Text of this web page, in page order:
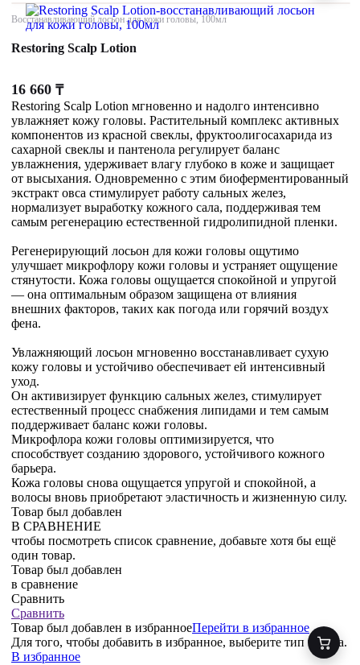
Восстанавливающий лосьон для кожи головы, 100мл
Restoring Scalp Lotion
16 660 ₸
Restoring Scalp Lotion мгновенно и надолго интенсивно
увлажняет кожу головы. Растительный комплекс активных
компонентов из красной свеклы, фруктоолигосахарида из
сахарной свеклы и пантенола регулирует баланс
увлажнения, удерживает влагу глубоко в коже и защищает
от высыхания. Одновременно с этим биоферментированный
экстракт овса стимулирует работу сальных желез,
нормализует выработку кожного сала, поддерживая тем
самым регенерацию естественной гидролипидной пленки.
Регенерирующий лосьон для кожи головы ощутимо
улучшает микрофлору кожи головы и устраняет ощущение
стянутости. Кожа головы ощущается спокойной и упругой
— она оптимальным образом защищена от влияния
внешних факторов, таких как погода или горячий воздух
фена.
Увлажняющий лосьон мгновенно восстанавливает сухую
кожу головы и устойчиво обеспечивает ей интенсивный
уход.
Он активизирует функцию сальных желез, стимулирует
естественный процесс снабжения липидами и тем самым
поддерживает баланс кожи головы.
Микрофлора кожи головы оптимизируется, что
способствует созданию здорового, устойчивого кожного
барьера.
Кожа головы снова ощущается упругой и спокойной, а
волосы вновь приобретают эластичность и жизненную силу.
Товар был добавлен
В СРАВНЕНИЕ
чтобы посмотреть список сравнение, добавьте хотя бы ещё
один товар.
Товар был добавлен
в сравнение
Сравнить
Сравнить
Товар был добавлен в избранноеПерейти в избранное
Для того, чтобы добавить в избранное, выберите тип товара.
В избранное